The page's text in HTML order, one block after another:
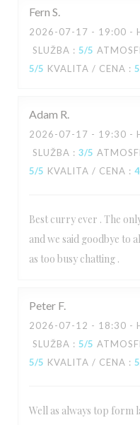
Fern S
2026-07-17 - 19:00 -
SLUŽBA : 5/5
5/5 KVALITA / CENA : 5
Adam R
2026-07-17 - 19:30 -
SLUŽBA : 3/5
5/5 KVALITA / CENA : 4
Best curry ever . The
and we said goodbye to
as too busy chatting .
Peter F
2026-07-12 - 18:30 -
SLUŽBA : 5/5
5/5 KVALITA / CENA : 5
Well as always top